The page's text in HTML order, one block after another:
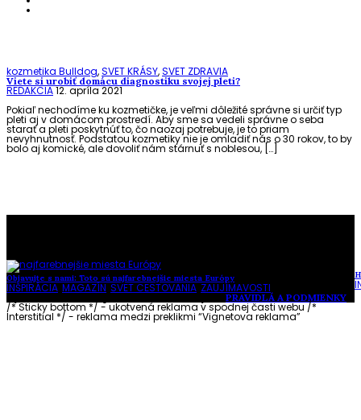
kozmetika Bulldog,SVET KRÁSY,SVET ZDRAVIA
Viete si urobiť domácu diagnostiku svojej pleti?
REDAKCIA12. apríla 2021
Pokiaľ nechodíme ku kozmetičke, je veľmi dôležité správne si určiť typ
pleti aj v domácom prostredí. Aby sme sa vedeli správne o seba
starať a pleti poskytnúť to, čo naozaj potrebuje, je to priam
nevyhnutnosť. Podstatou kozmetiky nie je omladiť nás o 30 rokov, to by
bolo aj komické, ale dovoliť nám stárnuť s noblesou, […]
Objavujte s nami: Toto sú najfarebnejšie miesta Európy
INŠPIRÁCIA MAGAZÍN SVET CESTOVANIA ZAUJÍMAVOSTI
PRAVIDLÁ A PODMIENKY
/* Sticky bottom */ - ukotvená reklama v spodnej časti webu/*
Interstitial */ - reklama medzi preklikmi “Vignetova reklama”